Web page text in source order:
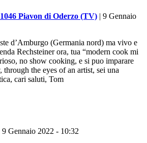
Piavon di Oderzo (TV) | 9 Gennaio
d’Amburgo (Germania nord) ma vivo e
Rechsteiner ora, tua “modern cook mi
no show cooking, e si puo imparare
the eyes of an artist, sei una
cari saluti, Tom
9 Gennaio 2022 - 10:32